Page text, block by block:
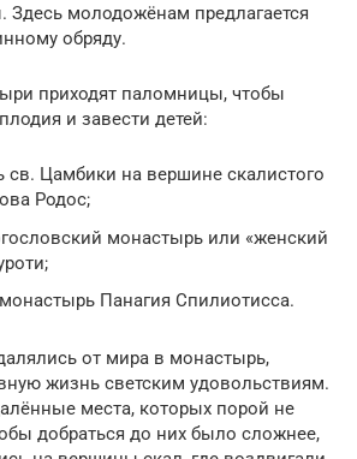
Здесь молодожёнам предлагается
обряду.
приходят паломницы, чтобы
и завести детей:
св. Цамбики на вершине скалистого
Родос;
монастырь или «женский
Панагия Спилиотисса.
от мира в монастырь,
жизнь светским удовольствиям.
места, которых порой не
добраться до них было сложнее,